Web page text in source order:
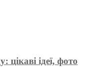
цікаві ідеї, фото